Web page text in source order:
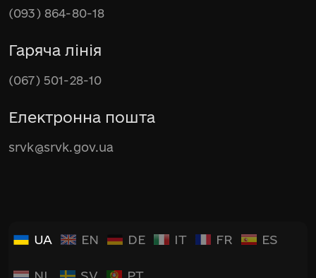
(093) 864-80-18
Гаряча лінія
(067) 501-28-10
Електронна пошта
srvk@srvk.gov.ua
UA EN DE IT FR ES
NL SV PT